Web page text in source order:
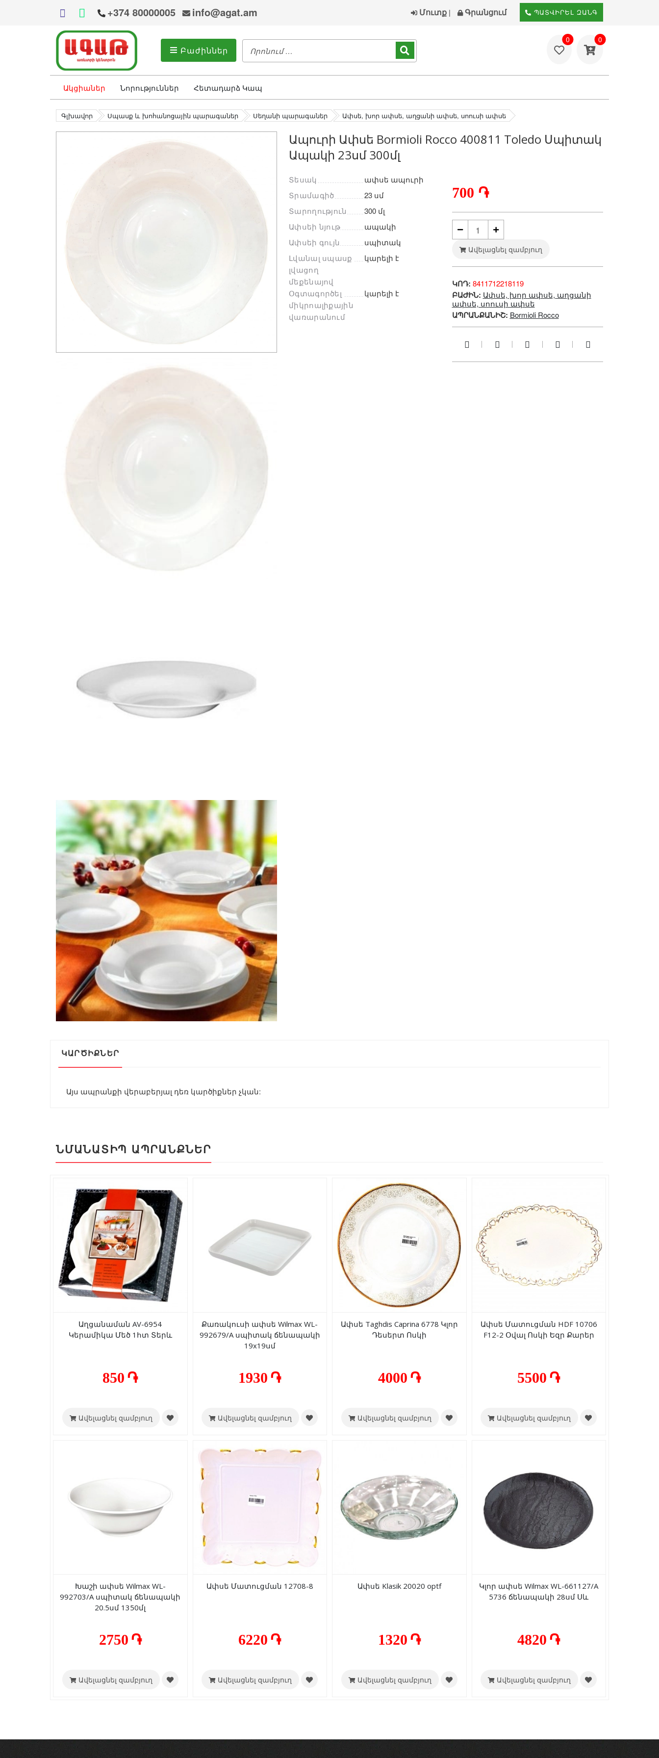
+374 80000005 info@agat.am Մուտք | Գրանցում ՊԱՏՎԻՐԵԼ ԶԱՆԳ
Բաժիններ
0 0
Ակցիաներ Նորություններ Հետադարձ Կապ
Գլխավոր Սպասք և խոհանոցային պարագաներ Սեղանի պարագաներ Ափսե, խոր ափսե, աղցանի ափսե, սոուսի ափսե
Ապուրի Ափսե Bormioli Rocco 400811 Toledo Սպիտակ
Ապակի 23սմ 300մլ
Տեսակ
ափսե ապուրի
Տրամագիծ
23 սմ
Տարողություն
300 մլ
Ափսեի նյութ
ապակի
Ափսեի գույն
սպիտակ
Լվանալ սպասք
լվացող
մեքենայով
կարելի է
Օգտագործել
միկրոալիքային
վառարանում
կարելի է
700 ֏
Ավելացնել զամբյուղ
ԿՈԴ: 8411712218119
ԲԱԺԻՆ: Ափսե, խոր ափսե, աղցանի
ափսե, սոուսի ափսե
ԱՊՐԱՆՔԱՆԻՇ: Bormioli Rocco
ԿԱՐԾԻՔՆԵՐ
Այս ապրանքի վերաբերյալ դեռ կարծիքներ չկան:
ՆՄԱՆԱՏԻՊ ԱՊՐԱՆՔՆԵՐ
Աղցանաման AV-6954
Կերամիկա Մեծ 1հտ Տերև
850 ֏
Ավելացնել զամբյուղ
Քառակուսի ափսե Wilmax WL-
992679/A սպիտակ ճենապակի
19x19սմ
1930 ֏
Ավելացնել զամբյուղ
Ափսե Taghdis Caprina 6778 Կլոր
Դեսերտ Ոսկի
4000 ֏
Ավելացնել զամբյուղ
Ափսե Մատուցման HDF 10706
F12-2 Օվալ Ոսկի Եզր Քարեր
5500 ֏
Ավելացնել զամբյուղ
Խաշի ափսե Wilmax WL-
992703/A սպիտակ ճենապակի
20.5սմ 1350մլ
2750 ֏
Ավելացնել զամբյուղ
Ափսե Մատուցման 12708-8
6220 ֏
Ավելացնել զամբյուղ
Ափսե Klasik 20020 optf
1320 ֏
Ավելացնել զամբյուղ
Կլոր ափսե Wilmax WL-661127/A
5736 ճենապակի 28սմ Սև
4820 ֏
Ավելացնել զամբյուղ